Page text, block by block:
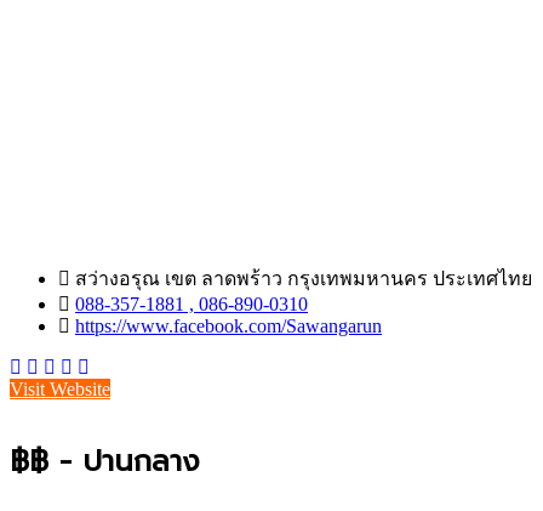
สว่างอรุณ เขต ลาดพร้าว กรุงเทพมหานคร ประเทศไทย
088-357-1881 , 086-890-0310
https://www.facebook.com/Sawangarun
Visit Website
฿฿ - ปานกลาง